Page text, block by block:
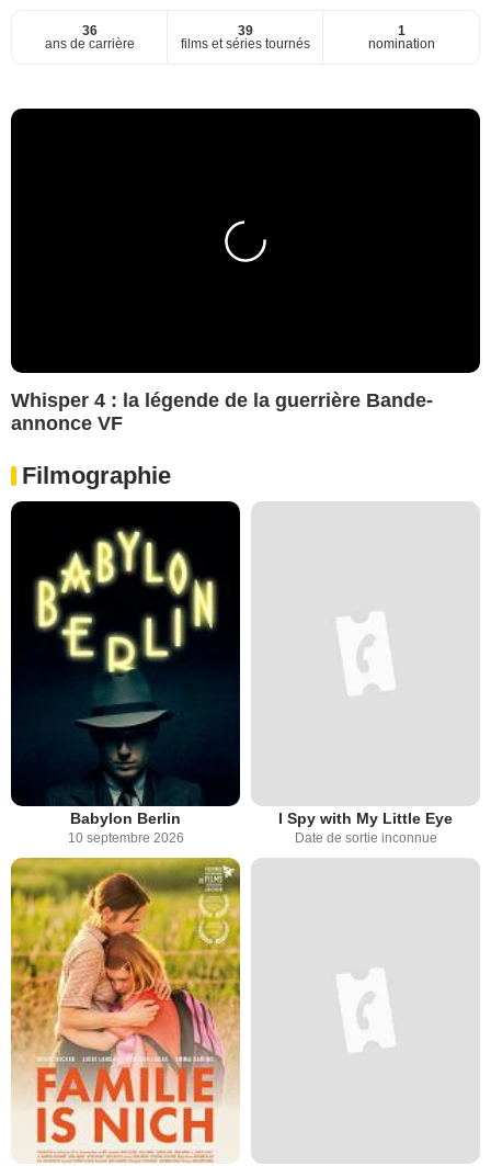
36
ans de carrière
39
films et séries tournés
1
nomination
Whisper 4 : la légende de la guerrière Bande-
annonce VF
Filmographie
Babylon Berlin
10 septembre 2026
I Spy with My Little Eye
Date de sortie inconnue